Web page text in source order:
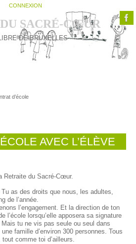
CONNEXION
SACRÉ-CŒUR
DE BRUXELLES
d’école
AVEC L’ÉLÈVE
Retraite du Sacré-Cœur.
as des droits que nous, les adultes,
de l’année.
l’engagement. Et la direction de ton
l’école lorsqu’elle apposera sa signature
tu ne vis pas seule ou seul dans
famille d’environ 300 personnes. Tous
comme toi d’ailleurs.